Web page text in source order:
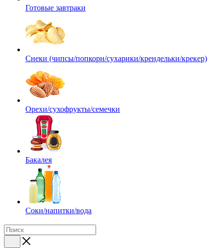
Готовые завтраки
Снеки (чипсы/попкорн/сухарики/крендельки/крекер)
Орехи/сухофрукты/семечки
Бакалея
Соки/напитки/вода